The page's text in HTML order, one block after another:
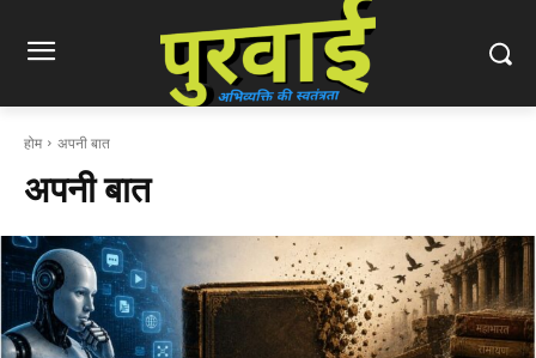
होम अपनी बात
अपनी बात